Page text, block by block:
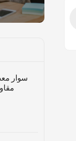
سوار